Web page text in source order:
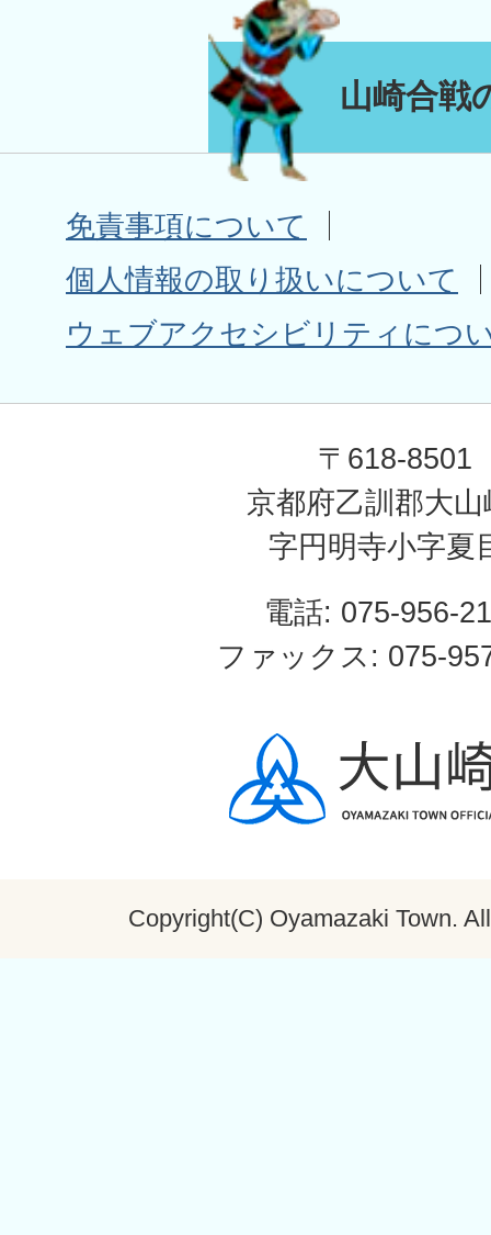
山崎合戦
免責事項について
個人情報の取り扱いについて
ウェブアクセシビリティにつ
〒618-8501
京都府乙訓郡大山
字円明寺小字夏
電話: 075-956-
ファックス: 075-
Copyright(C) Oyamazaki Town.